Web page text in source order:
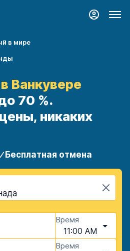
в мире
Ванкувере
70 %.
никаких
Бесплатная отмена
Время
11:00 AM
Время